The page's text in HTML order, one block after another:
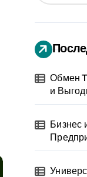
Обмен
и
Бизнес